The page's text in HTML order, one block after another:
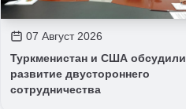
07 Август 2026
Туркменистан и США обсудили
развитие двустороннего
сотрудничества